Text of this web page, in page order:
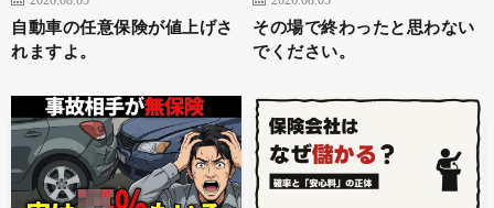
自動車の任意保険が値上げさ
れますよ。
その場で終わったと思わない
でください。